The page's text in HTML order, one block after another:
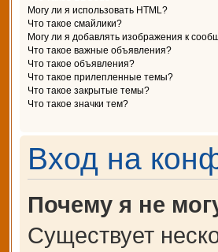
Могу ли я использовать HTML?
Что такое смайлики?
Могу ли я добавлять изображения к
Что такое важные объявления?
Что такое объявления?
Что такое прилепленные темы?
Что такое закрытые темы?
Что такое значки тем?
Вход на
Почему я не
Существует